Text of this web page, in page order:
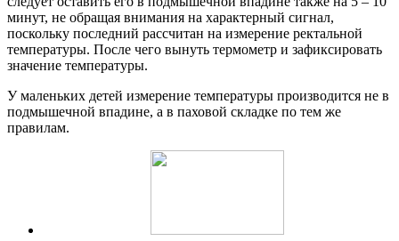
минут, не обращая внимания на характерный сигнал,
поскольку последний рассчитан на измерение ректальной
температуры. После чего вынуть термометр и зафиксировать
значение температуры.
У маленьких детей измерение температуры производится не в
подмышечной впадине, а в паховой складке по тем же
правилам.